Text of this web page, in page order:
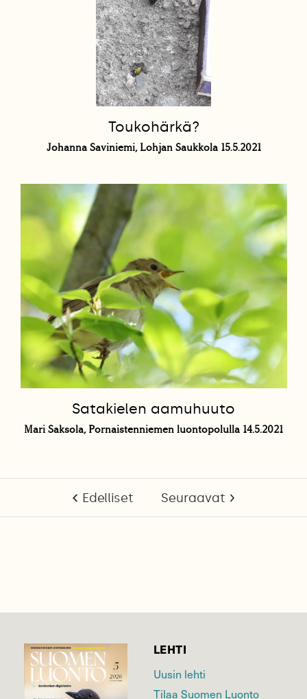
Toukohärkä?
Johanna Saviniemi, Lohjan Saukkola 15.5.2021
Satakielen aamuhuuto
Mari Saksola, Pornaistenniemen luontopolulla 14.5.2021
Edelliset Seuraavat
LEHTI
Uusin lehti
Tilaa Suomen Luonto